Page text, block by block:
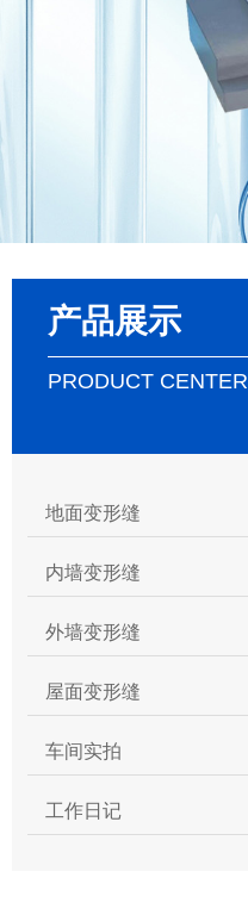
产品展示
PRODUCT CENTER
地面变形缝
内墙变形缝
外墙变形缝
屋面变形缝
车间实拍
工作日记